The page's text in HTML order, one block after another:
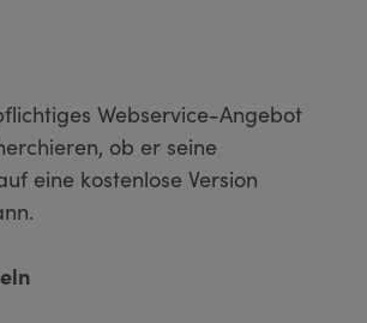
Webservice-Angebot
ob er seine
eine kostenlose Version